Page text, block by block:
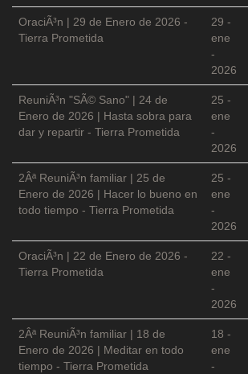
OraciÃ³n | 29 de Enero de 2026 -
Tierra Prometida
29 -
ene
-
2026
ReuniÃ³n "SÃ© Sano" | 24 de
Enero de 2026 | Hasta sobra para
dar y repartir - Tierra Prometida
25 -
ene
-
2026
2Âª ReuniÃ³n familiar | 25 de
Enero de 2026 | Hacer lo bueno en
todo tiempo - Tierra Prometida
25 -
ene
-
2026
OraciÃ³n | 22 de Enero de 2026 -
Tierra Prometida
22 -
ene
-
2026
2Âª ReuniÃ³n familiar | 18 de
Enero de 2026 | Meditar en todo
tiempo - Tierra Prometida
18 -
ene
-